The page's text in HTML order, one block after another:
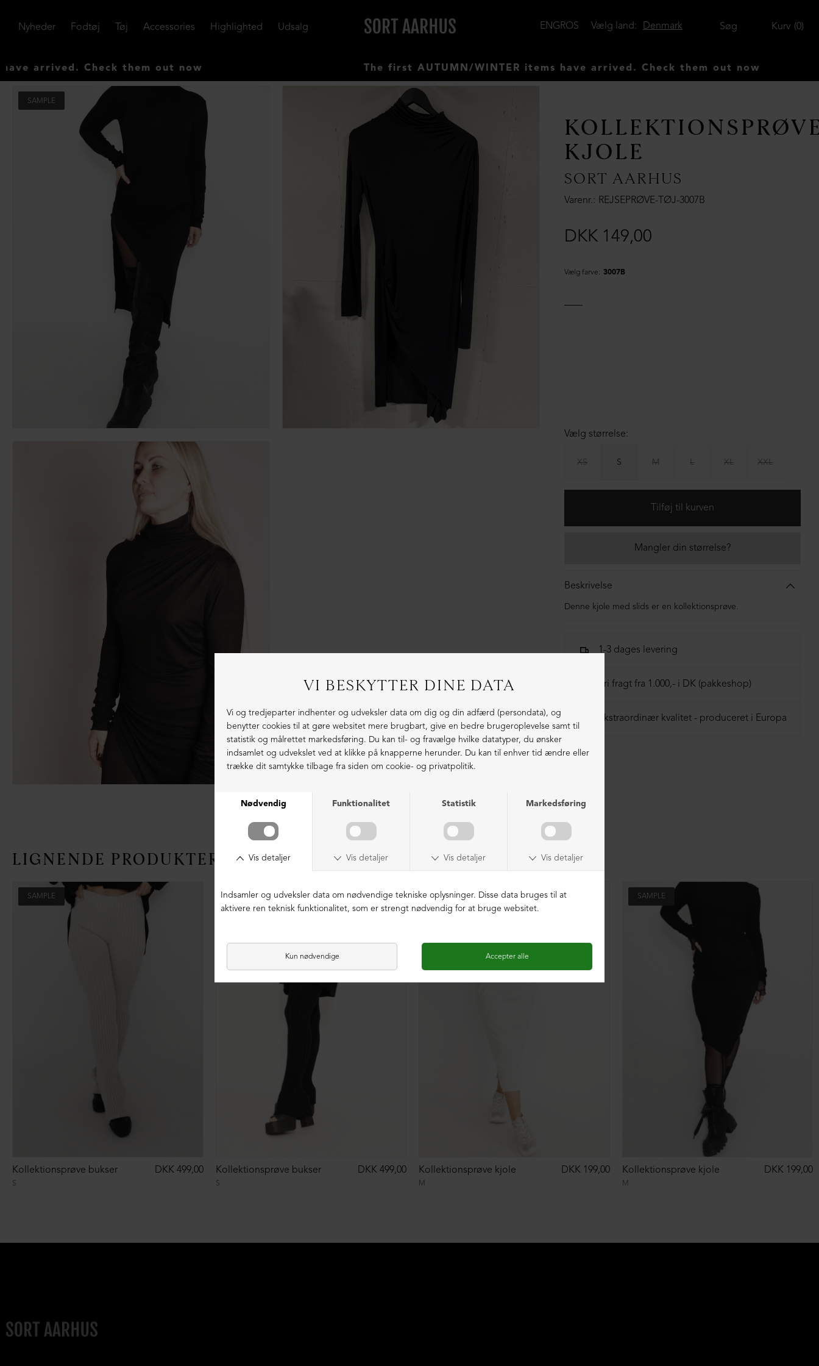
Nyheder Fodtøj Tøj Accessories Highlighted Udsalg Kurv 0
Søg
Denmark
Vælg land:
ENGROS
Check them out now The first AUTUMN/WINTER items have arrived. Check them out now
SAMPLE
KJOLE
SORT AARHUS
Varenr. REJSEPRØVE-TØJ-3007B
DKK 149,00
Vælg farve: 3007B
Vælg størrelse:
XS S M L XL XXL
Mangler din størrelse?
Beskrivelse
Denne kjole med slids er en kollektionsprøve.
1-3 dages levering
Fri fragt fra 1.000,- i DK (pakkeshop)
Ekstraordinær kvalitet - produceret i Europa
LIGNENDE PRODUKTER
SAMPLE
S
Kollektionsprøve bukser DKK 499,00
SAMPLE
S
Kollektionsprøve bukser DKK 499,00
SAMPLE
M
Kollektionsprøve kjole DKK 199,00
SAMPLE
M
Kollektionsprøve kjole DKK 199,00